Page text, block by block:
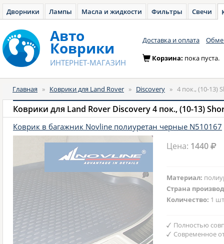
Дворники Лампы Масла и жидкости Фильтры Свечи
Авто
Коврики
ИНТЕРНЕТ-МАГАЗИН
Доставка и оплата
Корзина: пока пуста.
Главная » Коврики для Land Rover » Discovery » 4 пок., (10-13)
Коврики для Land Rover Discovery 4 пок., (10-13)
Коврик в багажник Novline полиуретан черные N510167
Цена: 1440
Материал:
Страна
Количество: 1
Полностью
Современное